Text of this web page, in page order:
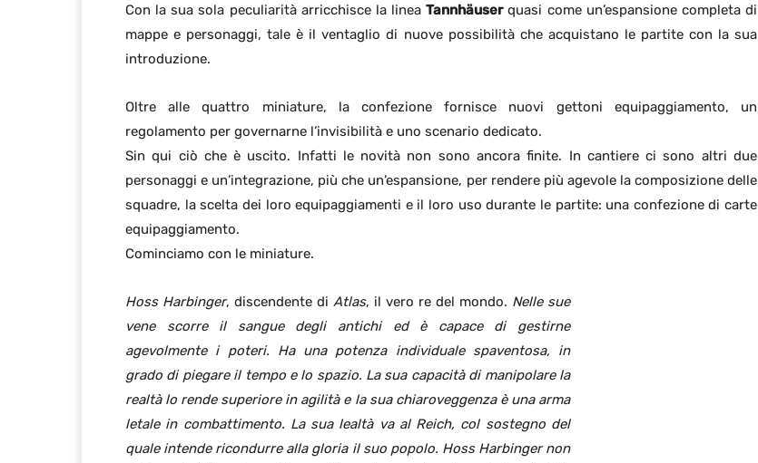
Con la sua sola peculiarità arricchisce la lineaTannhäuserquasi come un’espansione completa di
mappe e personaggi, tale è il ventaglio di nuove possibilità che acquistano le partite con la sua
introduzione.
Oltre alle quattro miniature, la confezione fornisce nuovi gettoni equipaggiamento, un
regolamento per governarne l’invisibilità e uno scenario dedicato.
Sin qui ciò che è uscito. Infatti le novità non sono ancora finite. In cantiere ci sono altri due
personaggi e un’integrazione, più che un’espansione, per rendere più agevole la composizione delle
squadre, la scelta dei loro equipaggiamenti e il loro uso durante le partite: una confezione di carte
equipaggiamento.
Cominciamo con le miniature.
Hoss Harbinger, discendente di Atlas, il vero re del mondo. Nelle sue
vene scorre il sangue degli antichi ed è capace di gestirne
agevolmente i poteri. Ha una potenza individuale spaventosa, in
grado di piegare il tempo e lo spazio. La sua capacità di manipolare la
realtà lo rende superiore in agilità e la sua chiaroveggenza è una arma
letale in combattimento. La sua lealtà va al Reich, col sostegno del
quale intende ricondurre alla gloria il suo popolo. Hoss Harbinger non